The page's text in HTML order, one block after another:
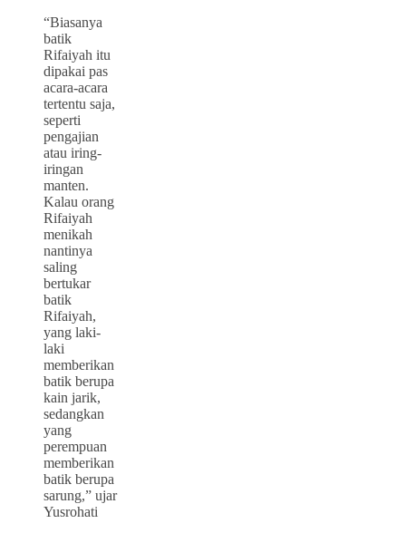
“Biasanya
batik
Rifaiyah itu
dipakai pas
acara-acara
tertentu saja,
seperti
pengajian
atau iring-
iringan
manten.
Kalau orang
Rifaiyah
menikah
nantinya
saling
bertukar
batik
Rifaiyah,
yang laki-
laki
memberikan
batik berupa
kain jarik,
sedangkan
yang
perempuan
memberikan
batik berupa
sarung,” ujar
Yusrohati